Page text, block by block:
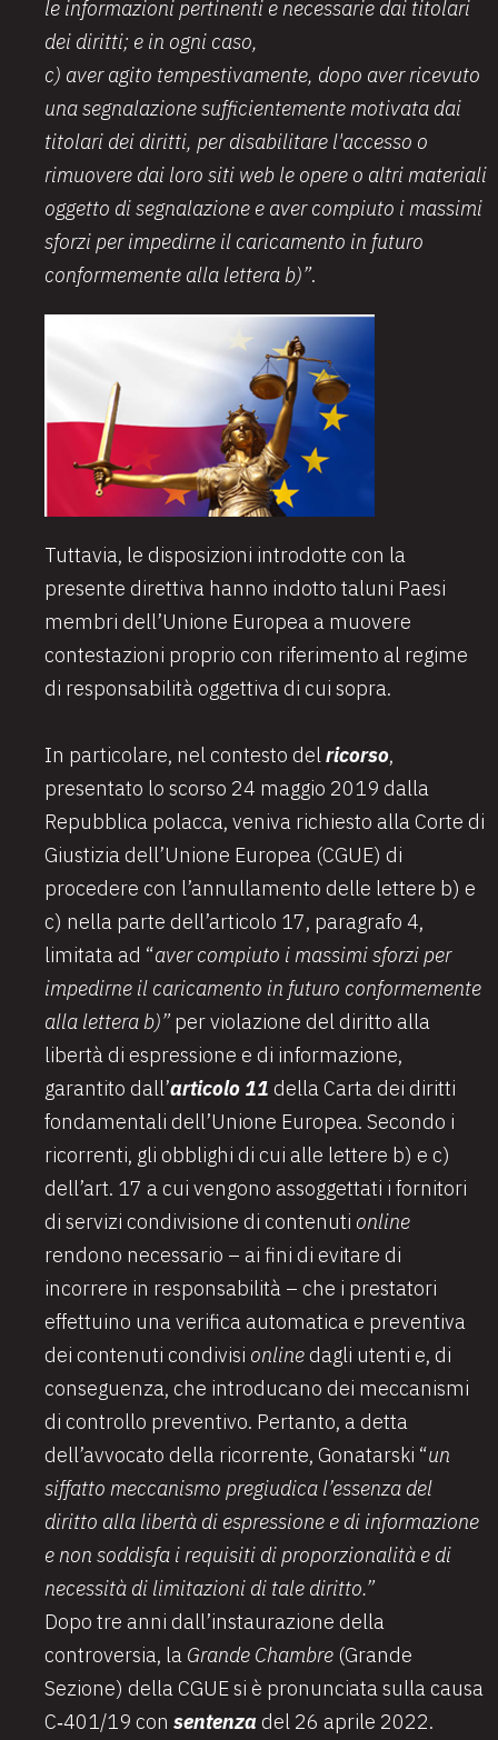
le informazioni pertinenti e necessarie dai titolari
dei diritti; e in ogni caso,
c) aver agito tempestivamente, dopo aver ricevuto
una segnalazione sufficientemente motivata dai
titolari dei diritti, per disabilitare l'accesso o
rimuovere dai loro siti web le opere o altri materiali
oggetto di segnalazione e aver compiuto i massimi
sforzi per impedirne il caricamento in futuro
conformemente alla lettera b)”.
Tuttavia, le disposizioni introdotte con la
presente direttiva hanno indotto taluni Paesi
membri dell’Unione Europea a muovere
contestazioni proprio con riferimento al regime
di responsabilità oggettiva di cui sopra.
In particolare, nel contesto delricorso,
presentato lo scorso 24 maggio 2019 dalla
Repubblica polacca, veniva richiesto alla Corte di
Giustizia dell’Unione Europea (CGUE) di
procedere con l’annullamento delle lettere b) e
c) nella parte dell’articolo 17, paragrafo 4,
limitata ad “aver compiuto i massimi sforzi per
impedirne il caricamento in futuro conformemente
alla lettera b)” per violazione del diritto alla
libertà di espressione e di informazione,
garantito dall’articolo 11 della Carta dei diritti
fondamentali dell’Unione Europea. Secondo i
ricorrenti, gli obblighi di cui alle lettere b) e c)
dell’art. 17 a cui vengono assoggettati i fornitori
di servizi condivisione di contenuti online
rendono necessario – ai fini di evitare di
incorrere in responsabilità – che i prestatori
effettuino una verifica automatica e preventiva
dei contenuti condivisi online dagli utenti e, di
conseguenza, che introducano dei meccanismi
di controllo preventivo. Pertanto, a detta
dell’avvocato della ricorrente, Gonatarski “un
siffatto meccanismo pregiudica l’essenza del
diritto alla libertà di espressione e di informazione
e non soddisfa i requisiti di proporzionalità e di
necessità di limitazioni di tale diritto.”
Dopo tre anni dall’instaurazione della
controversia, la Grande Chambre (Grande
Sezione) della CGUE si è pronunciata sulla causa
C‑401/19 con sentenza del 26 aprile 2022.